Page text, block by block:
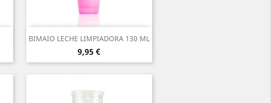
BIMAIO LECHE LIMPIADORA 130 ML
Precio
9,95 €
Vista rápida